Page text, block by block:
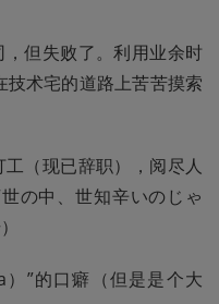
但失败了。利用业余时
技术宅的道路上苦苦摸索
（现已辞职），阅尽人
の中、世知辛いのじゃ
”的口癖（但是是个大